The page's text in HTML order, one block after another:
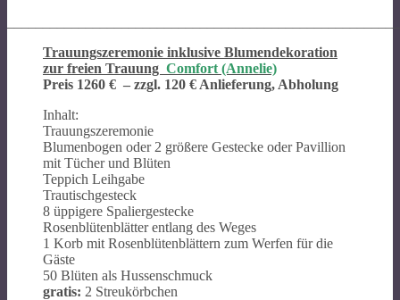
Trauungszeremonie inklusive Blumendekoration
zur freien Trauung Comfort (Annelie)
Preis 1260 € – zzgl. 120 € Anlieferung, Abholung
Inhalt:
Trauungszeremonie
Blumenbogen oder 2 größere Gestecke oder Pavillion
mit Tücher und Blüten
Teppich Leihgabe
Trautischgesteck
8 üppigere Spaliergestecke
Rosenblütenblätter entlang des Weges
1 Korb mit Rosenblütenblättern zum Werfen für die
Gäste
50 Blüten als Hussenschmuck
gratis: 2 Streukörbchen